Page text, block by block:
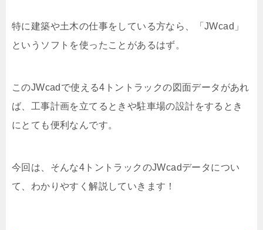
特に建築や土木の仕事をしている方なら、「JWcad」
というソフトを使ったことがあるはず。
このJWcadで使える4トントラックの図面データがあれ
ば、工事計画を立てるときや駐車場の設計をするとき
にとても便利なんです。
今回は、そんな4トントラックのJWcadデータについ
て、わかりやすく解説していきます！